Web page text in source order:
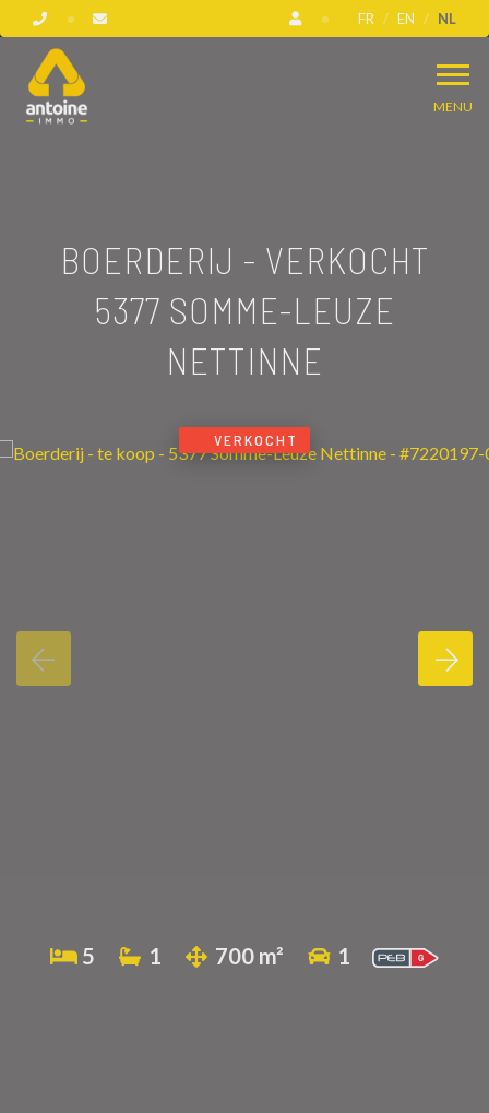
FR EN NL
MENU
BOERDERIJ - VERKOCHT
5377 SOMME-LEUZE
NETTINNE
VERKOCHT
5 1 700 m² 1